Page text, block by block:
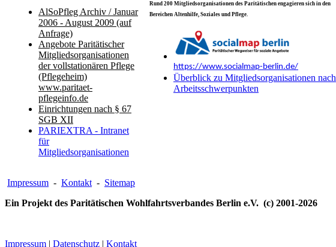
AlSoPfleg Archiv / Januar
2006 - August 2009 (auf
Anfrage)
Angebote Paritätischer
Mitgliedsorganisationen
der vollstationären Pflege
(Pflegeheim)
www.paritaet-
pflegeinfo.de
Einrichtungen nach § 67
SGB XII
PARIEXTRA - Intranet
für
Mitgliedsorganisationen
Rund 200 Mitgliedsorganisationen des Paritätischen engagieren sich in den
Bereichen Altenhilfe, Soziales und Pflege.
https://www.socialmap-berlin.de/
Überblick zu Mitgliedsorganisationen nach
Arbeitsschwerpunkten
Impressum - Kontakt - Sitemap
Ein Projekt des Paritätischen Wohlfahrtsverbandes Berlin e.V. (c) 2001-2026
Impressum | Datenschutz | Kontakt